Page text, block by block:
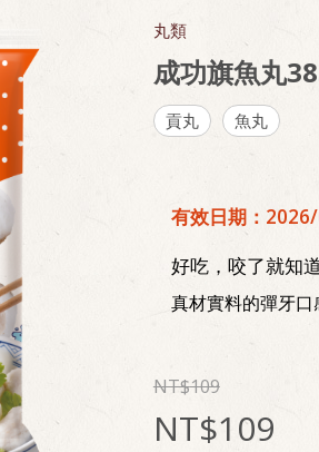
丸類
成功旗魚丸
貢丸 魚丸
有效日期：
好吃，咬了就知
真材實料的彈牙口
109
109